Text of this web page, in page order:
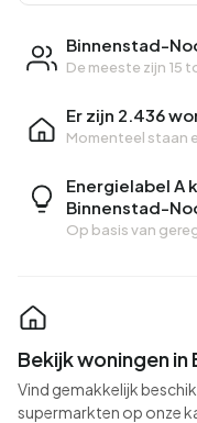
Binnenstad-
De meeste zijn 15
Er zijn 2.436
Momenteel staan
Energielabel A
Binnenstad-
Op basis van
Bekijk woningen
Vind gemakkelijk
supermarkten op onze